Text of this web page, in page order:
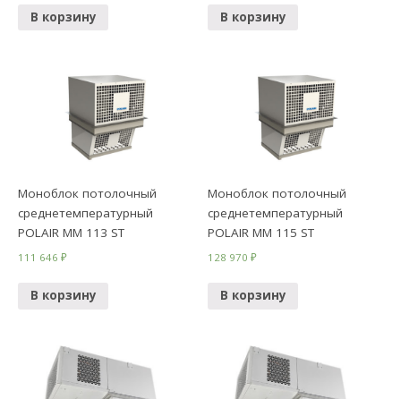
В корзину В корзину
Моноблок потолочный
среднетемпературный
POLAIR MM 113 ST
111 646₽
В корзину
Моноблок потолочный
среднетемпературный
POLAIR MM 115 ST
128 970₽
В корзину